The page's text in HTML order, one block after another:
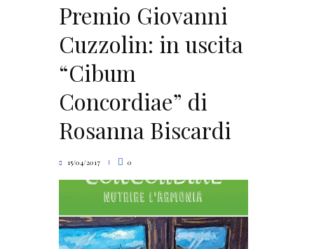
Premio Giovanni
Cuzzolin: in uscita
“Cibum
Concordiae” di
Rosanna Biscardi
15/04/2017 0